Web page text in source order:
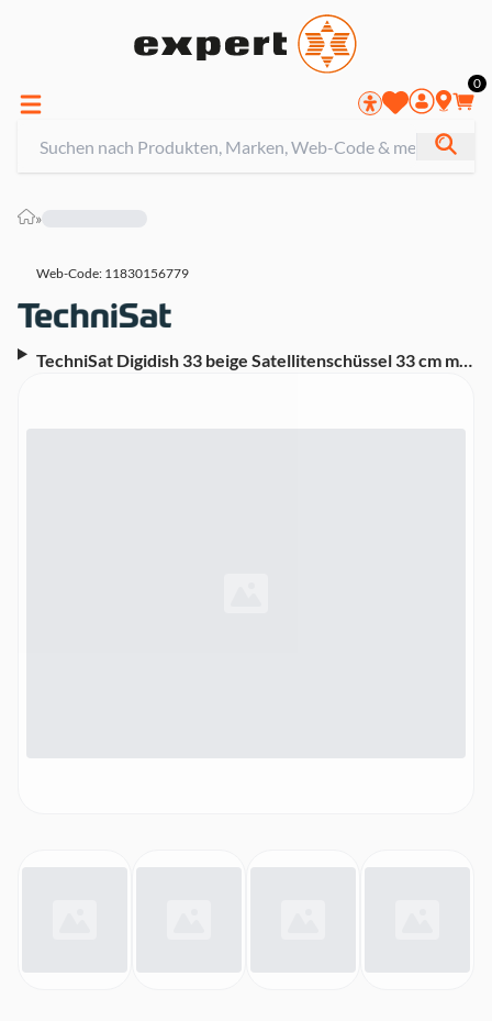
0
»
Web-Code: 11830156779
TechniSat Digidish 33 beige Satellitenschüssel 33 cm mit